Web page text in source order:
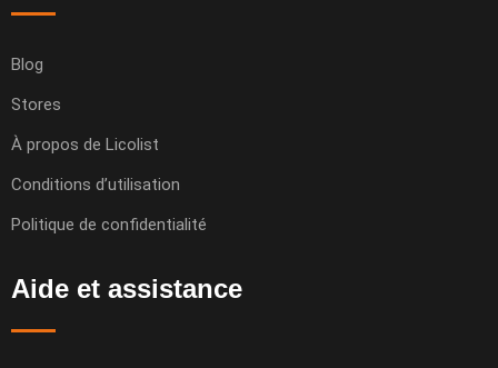
Blog
Stores
À propos de Licolist
Conditions d’utilisation
Politique de confidentialité
Aide et assistance